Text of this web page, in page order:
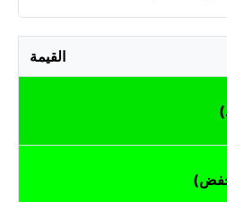
القيمة